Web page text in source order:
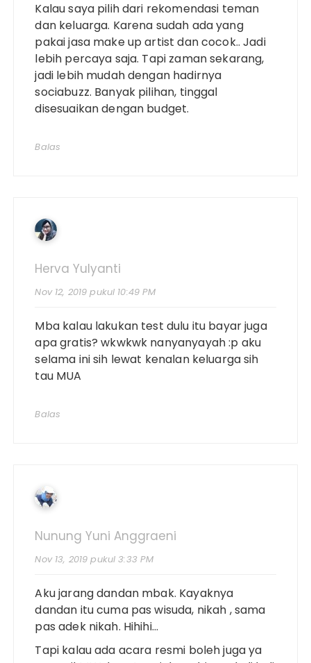
Kalau saya pilih dari rekomendasi teman
dan keluarga. Karena sudah ada yang
pakai jasa make up artist dan cocok.. Jadi
lebih percaya saja. Tapi zaman sekarang,
jadi lebih mudah dengan hadirnya
sociabuzz. Banyak pilihan, tinggal
disesuaikan dengan budget.
Balas
Herva Yulyanti
Nov 12, 2019 pukul 10:49 PM
Mba kalau lakukan test dulu itu bayar juga
apa gratis? wkwkwk nanyanyayah :p aku
selama ini sih lewat kenalan keluarga sih
tau MUA
Balas
Nunung Yuni Anggraeni
Nov 13, 2019 pukul 3:33 PM
Aku jarang dandan mbak. Kayaknya
dandan itu cuma pas wisuda, nikah , sama
pas adek nikah. Hihihi…
Tapi kalau ada acara resmi boleh juga ya